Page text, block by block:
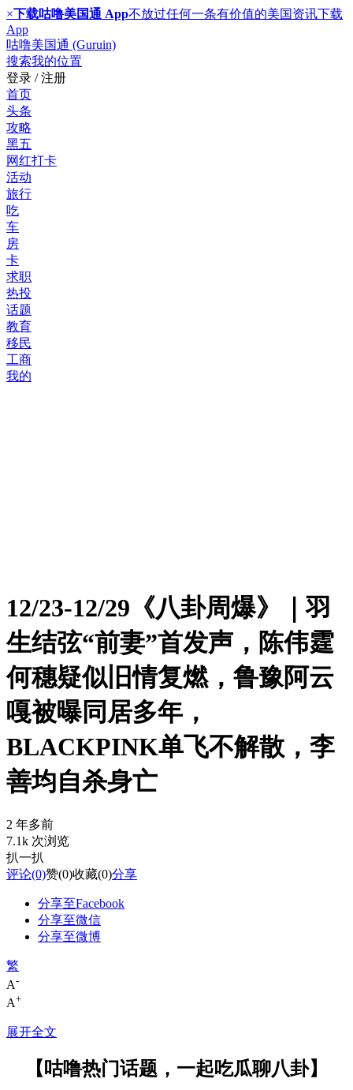
×下载咕噜美国通 App不放过任何一条有价值的美国资讯下载
App
咕噜美国通 (Guruin)
搜索我的位置
登录 / 注册
首页
头条
攻略
黑五
网红打卡
活动
旅行
吃
车
房
卡
求职
热投
话题
教育
移民
工商
我的
12/23-12/29《八卦周爆》｜羽
生结弦“前妻”首发声，陈伟霆
何穗疑似旧情复燃，鲁豫阿云
嘎被曝同居多年，
BLACKPINK单飞不解散，李
善均自杀身亡
2 年多前
7.1k 次浏览
扒一扒
评论(0)赞(0)收藏(0)分享
分享至Facebook
分享至微信
分享至微博
繁
A-
A+
展开全文
【咕噜热门话题，一起吃瓜聊八卦】